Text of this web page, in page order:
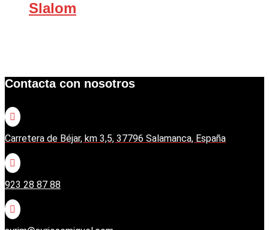
Slalom
Contacta con nosotros

Carretera de Béjar, km 3,5, 37796 Salamanca, España

923 28 87 88
